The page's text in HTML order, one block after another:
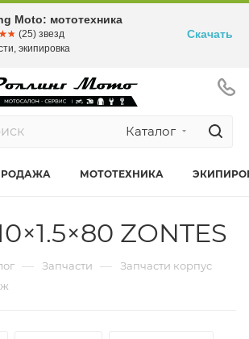
Каталог
МОТОТЕХНИКА
ZONTES
— Запчасти — Запчасти корпус
Moto: мототехника
(25) звезд
экипировка
Скачать